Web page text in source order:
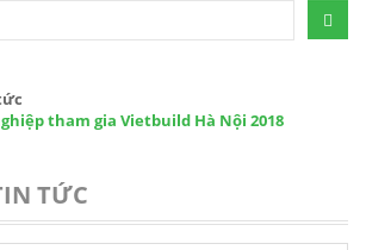
tham gia Vietbuild Hà Nội 2018
TỨC